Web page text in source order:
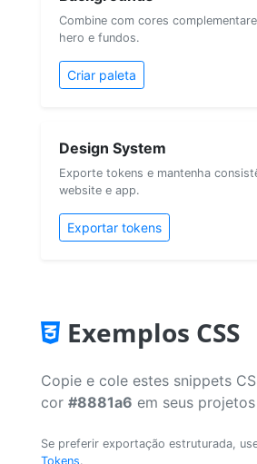
Combine com cores
hero e fundos.
Criar paleta
Design System
Exporte tokens e mantenha
website e app.
Exportar tokens
Exemplos CSS
Copie e cole estes snippets
cor #8881a6 em seus
Se preferir exportação estruturada,
Tokens.